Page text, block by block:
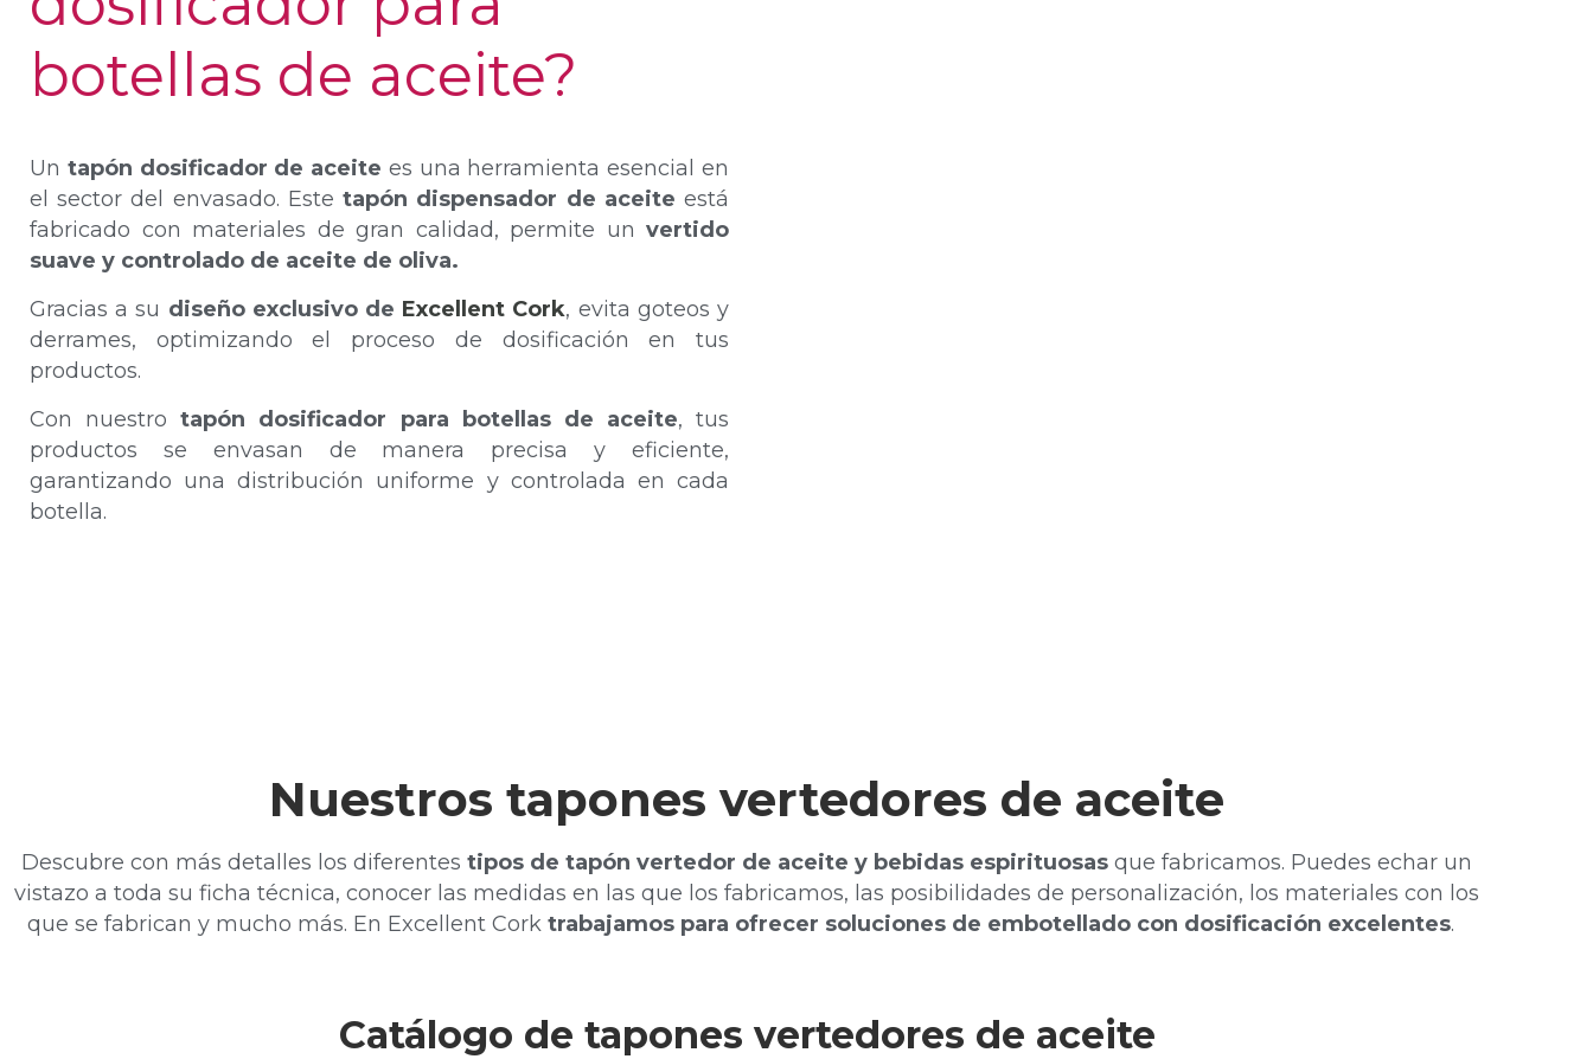
botellas de aceite?
Un tapón dosificador de aceite es una herramienta esencial en
el sector del envasado. Estetapón dispensador de aceite está
fabricado con materiales de gran calidad, permite un vertido
suave y controlado de aceite de oliva.
Gracias a su diseño exclusivo de Excellent Cork, evita goteos y
derrames, optimizando el proceso de dosificación en tus
productos.
Con nuestrotapón dosificador para botellas de aceite, tus
productos se envasan de manera precisa y eficiente,
garantizando una distribución uniforme y controlada en cada
botella.
Nuestros tapones vertedores de aceite
Descubre con más detalles los diferentes tipos de tapón vertedor de aceite y bebidas espirituosas que fabricamos. Puedes echar un
vistazo a toda su ficha técnica, conocer las medidas en las que los fabricamos, las posibilidades de personalización, los materiales con los
que se fabrican y mucho más. En Excellent Cork trabajamos para ofrecer soluciones de embotellado con dosificación excelentes.
Catálogo de tapones vertedores de aceite